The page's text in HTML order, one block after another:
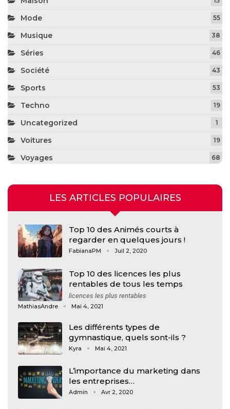
Mode 55
Musique 38
Séries 46
Société 43
Sports 53
Techno 19
Uncategorized 1
Voitures 19
Voyages 68
LES ARTICLES POPULAIRES
Top 10 des Animés courts à
regarder en quelques jours !
FabianaPM Juil 2, 2020
Top 10 des licences les plus
rentables de tous les temps
licences les plus rentables
MathiasAndre Mai 4, 2021
Les différents types de
gymnastique, quels sont-ils ?
Kyra Mai 4, 2021
L’importance du marketing dans
les entreprises…
Admin Avr 2, 2020